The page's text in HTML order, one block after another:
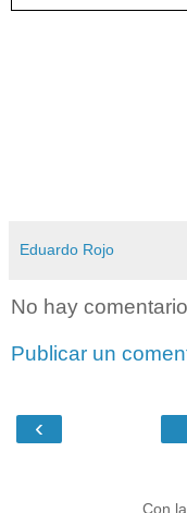
Eduardo Rojo
No hay
Publicar un
‹
Con